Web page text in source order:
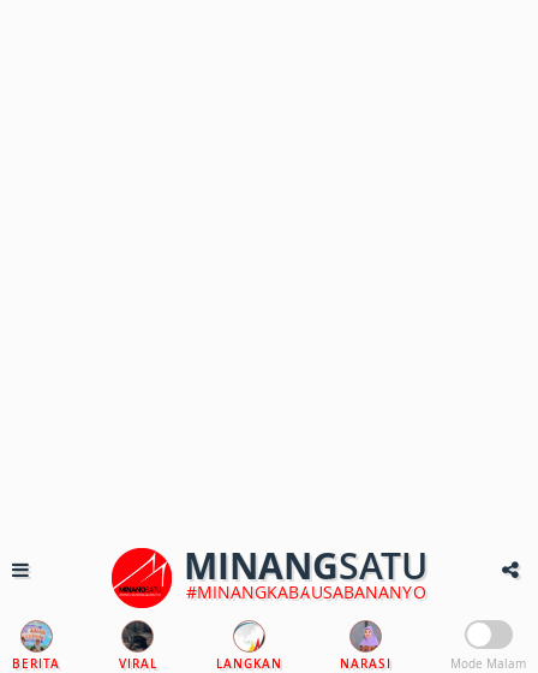
MINANGSATU
#MINANGKABAUSABANANYO
BERITA VIRAL LANGKAN NARASI Mode Malam